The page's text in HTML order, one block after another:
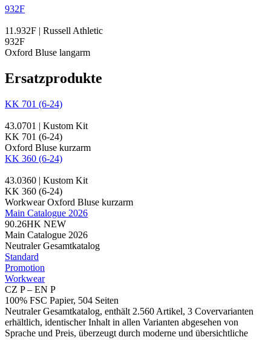
932F
11.932F | Russell Athletic
932F
Oxford Bluse langarm
Ersatzprodukte
KK 701 (6-24)
43.0701 | Kustom Kit
KK 701 (6-24)
Oxford Bluse kurzarm
KK 360 (6-24)
43.0360 | Kustom Kit
KK 360 (6-24)
Workwear Oxford Bluse kurzarm
Main Catalogue 2026
90.26HK NEW
Main Catalogue 2026
Neutraler Gesamtkatalog
Standard
Promotion
Workwear
CZ P – EN P
100% FSC Papier, 504 Seiten
Neutraler Gesamtkatalog, enthält 2.560 Artikel, 3 Covervarianten
erhältlich, identischer Inhalt in allen Varianten abgesehen von
Sprache und Preis, überzeugt durch moderne und übersichtliche